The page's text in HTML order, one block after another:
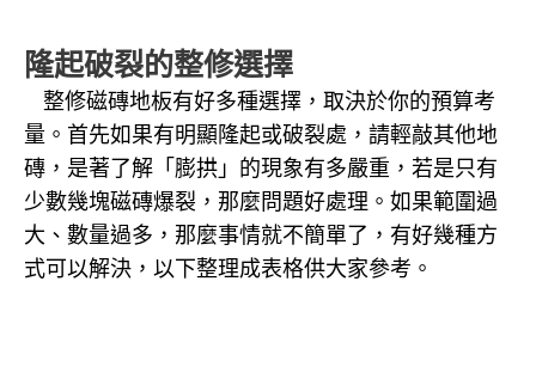
隆起破裂的整修選擇
整修磁磚地板有好多種選擇，取決於你的預算考
量。首先如果有明顯隆起或破裂處，請輕敲其他地
磚，是著了解「膨拱」的現象有多嚴重，若是只有
少數幾塊磁磚爆裂，那麼問題好處理。如果範圍過
大、數量過多，那麼事情就不簡單了，有好幾種方
式可以解決，以下整理成表格供大家參考。